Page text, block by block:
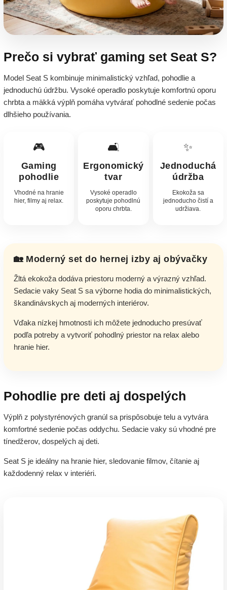
Prečo si vybrať gaming set Seat S?
Model Seat S kombinuje minimalistický vzhľad, pohodlie a
jednoduchú údržbu. Vysoké operadlo poskytuje komfortnú oporu
chrbta a mäkká výplň pomáha vytvárať pohodlné sedenie počas
dlhšieho používania.
🎮
Gaming
pohodlie
Vhodné na hranie
hier, filmy aj relax.
🛋️
Ergonomický
tvar
Vysoké operadlo
poskytuje pohodlnú
oporu chrbta.
✨
Jednoduchá
údržba
Ekokoža sa
jednoducho čistí a
udržiava.
🏡 Moderný set do hernej izby aj obývačky
Žltá ekokoža dodáva priestoru moderný a výrazný vzhľad.
Sedacie vaky Seat S sa výborne hodia do minimalistických,
škandinávskych aj moderných interiérov.
Vďaka nízkej hmotnosti ich môžete jednoducho presúvať
podľa potreby a vytvoriť pohodlný priestor na relax alebo
hranie hier.
Pohodlie pre deti aj dospelých
Výplň z polystyrénových granúl sa prispôsobuje telu a vytvára
komfortné sedenie počas oddychu. Sedacie vaky sú vhodné pre
tínedžerov, dospelých aj deti.
Seat S je ideálny na hranie hier, sledovanie filmov, čítanie aj
každodenný relax v interiéri.